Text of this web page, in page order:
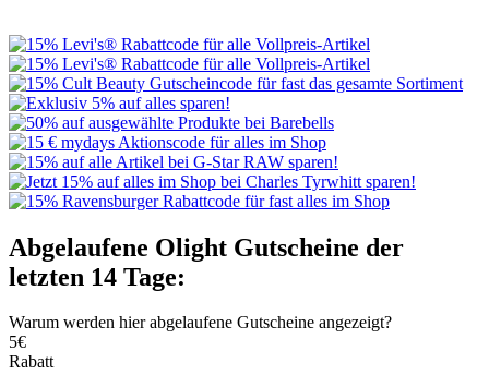
Abgelaufene Olight Gutscheine der
letzten 14 Tage:
Warum werden hier abgelaufene Gutscheine angezeigt?
5€
Rabatt